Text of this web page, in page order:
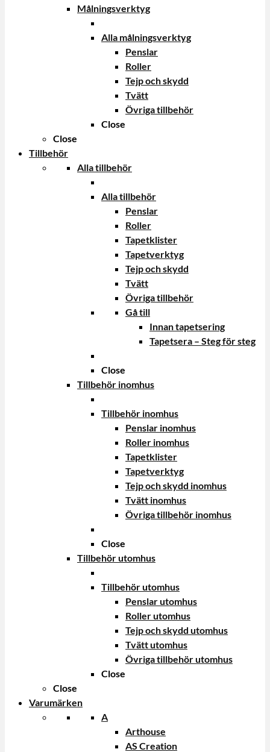
Målningsverktyg
Alla målningsverktyg
Penslar
Roller
Tejp och skydd
Tvätt
Övriga tillbehör
Close
Close
Tillbehör
Alla tillbehör
Alla tillbehör
Penslar
Roller
Tapetklister
Tapetverktyg
Tejp och skydd
Tvätt
Övriga tillbehör
Gå till
Innan tapetsering
Tapetsera – Steg för steg
Close
Tillbehör inomhus
Tillbehör inomhus
Penslar inomhus
Roller inomhus
Tapetklister
Tapetverktyg
Tejp och skydd inomhus
Tvätt inomhus
Övriga tillbehör inomhus
Close
Tillbehör utomhus
Tillbehör utomhus
Penslar utomhus
Roller utomhus
Tejp och skydd utomhus
Tvätt utomhus
Övriga tillbehör utomhus
Close
Close
Varumärken
A
Arthouse
AS Creation